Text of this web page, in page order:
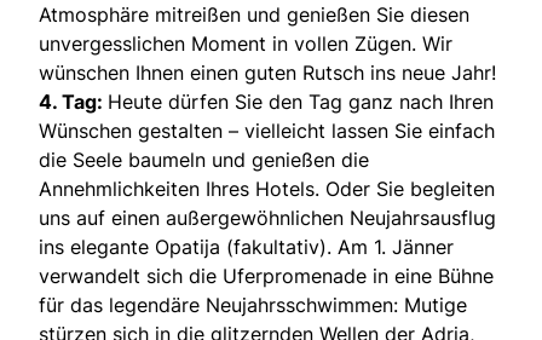
Atmosphäre mitreißen und genießen Sie diesen
unvergesslichen Moment in vollen Zügen. Wir
wünschen Ihnen einen guten Rutsch ins neue Jahr!
4. Tag: Heute dürfen Sie den Tag ganz nach Ihren
Wünschen gestalten – vielleicht lassen Sie einfach
die Seele baumeln und genießen die
Annehmlichkeiten Ihres Hotels. Oder Sie begleiten
uns auf einen außergewöhnlichen Neujahrsausflug
ins elegante Opatija (fakultativ). Am 1. Jänner
verwandelt sich die Uferpromenade in eine Bühne
für das legendäre Neujahrsschwimmen: Mutige
stürzen sich in die glitzernden Wellen der Adria,